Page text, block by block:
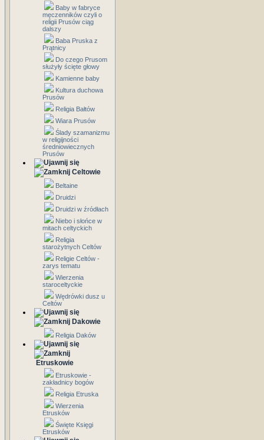
Baby w fabryce
męczenników czyli o
religii Prusów ciąg
dalszy
Baba Pruska z
Prątnicy
Do czego Prusom
służyły ścięte głowy
Kamienne baby
Kultura duchowa
Prusów
Religia Bałtów
Wiara Prusów
Ślady szamanizmu
w religijności
średniowiecznych
Prusów
Celtowie
Beltaine
Druidzi
Druidzi w źródłach
Niebo i słońce w
mitach celtyckich
Religia
starożytnych Celtów
Religie Celtów -
zarys tematu
Wierzenia
staroceltyckie
Wędrówki dusz u
Celtów
Dakowie
Religia Daków
Etruskowie
Etruskowie -
zakładnicy bogów
Religia Etruska
Wierzenia
Etrusków
Święte Księgi
Etrusków